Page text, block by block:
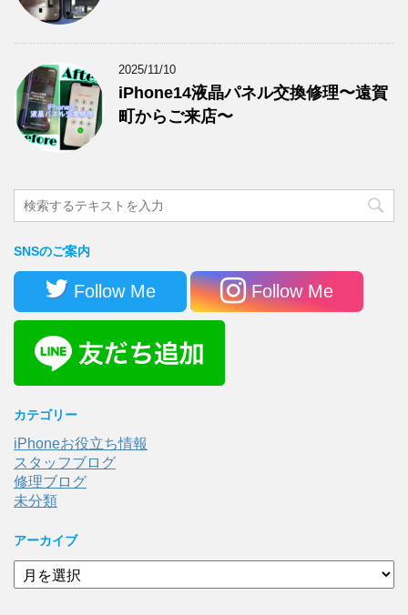
2025/11/10
iPhone14液晶パネル交換修理〜遠賀
町からご来店〜
SNSのご案内
Follow Me Follow Me
カテゴリー
iPhoneお役立ち情報
スタッフブログ
修理ブログ
未分類
アーカイブ
ア
ー